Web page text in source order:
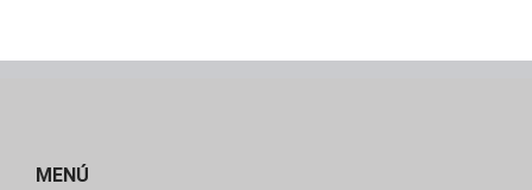
MENÚ